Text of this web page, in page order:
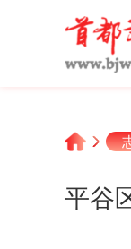
平谷